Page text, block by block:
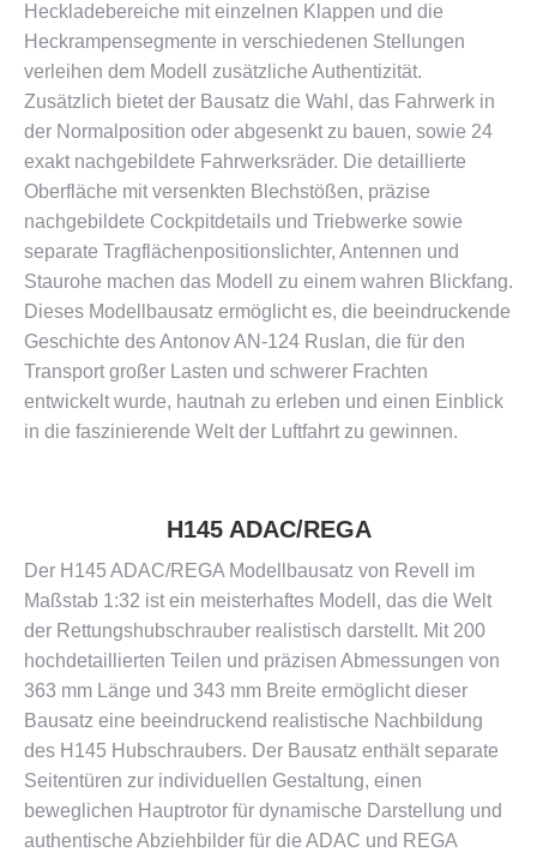
Heckladebereiche mit einzelnen Klappen und die
Heckrampensegmente in verschiedenen Stellungen
verleihen dem Modell zusätzliche Authentizität.
Zusätzlich bietet der Bausatz die Wahl, das Fahrwerk in
der Normalposition oder abgesenkt zu bauen, sowie 24
exakt nachgebildete Fahrwerksräder. Die detaillierte
Oberfläche mit versenkten Blechstößen, präzise
nachgebildete Cockpitdetails und Triebwerke sowie
separate Tragflächenpositionslichter, Antennen und
Staurohe machen das Modell zu einem wahren Blickfang.
Dieses Modellbausatz ermöglicht es, die beeindruckende
Geschichte des Antonov AN-124 Ruslan, die für den
Transport großer Lasten und schwerer Frachten
entwickelt wurde, hautnah zu erleben und einen Einblick
in die faszinierende Welt der Luftfahrt zu gewinnen​​.
H145 ADAC/REGA
Der H145 ADAC/REGA Modellbausatz von Revell im
Maßstab 1:32 ist ein meisterhaftes Modell, das die Welt
der Rettungshubschrauber realistisch darstellt. Mit 200
hochdetaillierten Teilen und präzisen Abmessungen von
363 mm Länge und 343 mm Breite ermöglicht dieser
Bausatz eine beeindruckend realistische Nachbildung
des H145 Hubschraubers. Der Bausatz enthält separate
Seitentüren zur individuellen Gestaltung, einen
beweglichen Hauptrotor für dynamische Darstellung und
authentische Abziehbilder für die ADAC und REGA